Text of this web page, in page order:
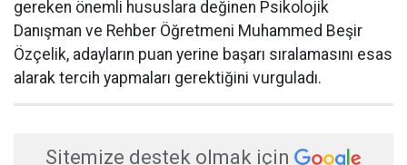
gereken önemli hususlara değinen Psikolojik
Danışman ve Rehber Öğretmeni Muhammed Beşir
Özçelik, adayların puan yerine başarı sıralamasını esas
alarak tercih yapmaları gerektiğini vurguladı.
Sitemize destek olmak için